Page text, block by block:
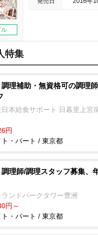
ル
特集
調理補助・無資格可の調理
本給食サポート 日暮里上宮
円
ト・パート / 東京都
調理師/調理スタッフ募集、
ンドパークタワー豊洲
円～
ト・パート / 東京都